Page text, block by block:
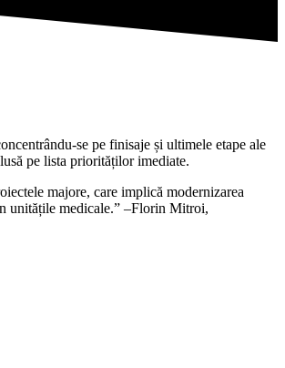
se pe finisaje și ultimele etape ale
pe lista priorităților imediate.
majore, care implică modernizarea
unitățile medicale.” –Florin Mitroi,